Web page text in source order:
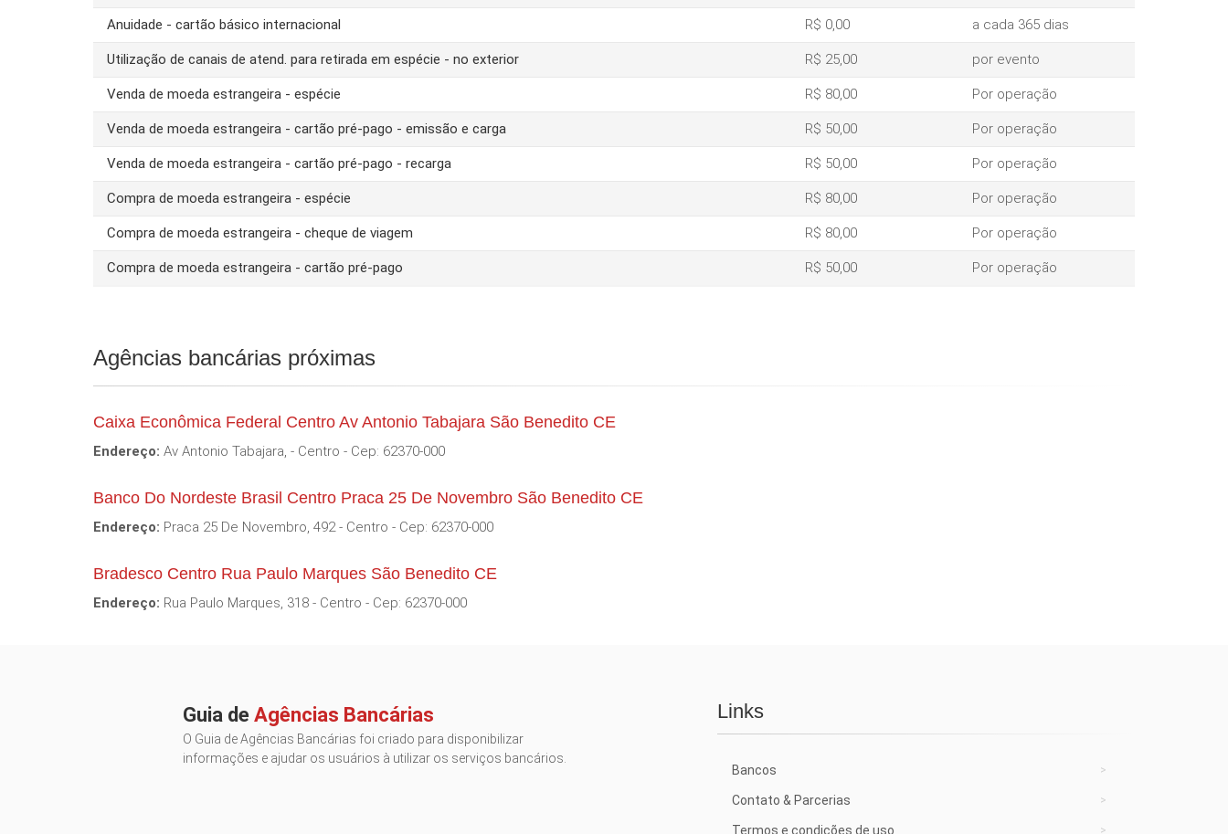
Anuidade - cartão básico internacional R$ 0,00 a cada 365 dias
Utilização de canais de atend. para retirada em espécie - no exterior R$ 25,00 por evento
Venda de moeda estrangeira - espécie R$ 80,00 Por operação
Venda de moeda estrangeira - cartão pré-pago - emissão e carga R$ 50,00 Por operação
Venda de moeda estrangeira - cartão pré-pago - recarga R$ 50,00 Por operação
Compra de moeda estrangeira - espécie R$ 80,00 Por operação
Compra de moeda estrangeira - cheque de viagem R$ 80,00 Por operação
Compra de moeda estrangeira - cartão pré-pago R$ 50,00 Por operação
Agências bancárias próximas
Caixa Econômica Federal Centro Av Antonio Tabajara São Benedito CE
Endereço: Av Antonio Tabajara, - Centro - Cep: 62370-000
Banco Do Nordeste Brasil Centro Praca 25 De Novembro São Benedito CE
Endereço: Praca 25 De Novembro, 492 - Centro - Cep: 62370-000
Bradesco Centro Rua Paulo Marques São Benedito CE
Endereço: Rua Paulo Marques, 318 - Centro - Cep: 62370-000
Guia de Agências Bancárias
O Guia de Agências Bancárias foi criado para disponibilizar
informações e ajudar os usuários à utilizar os serviços bancários.
Links
Bancos
Contato & Parcerias
Termos e condições de uso